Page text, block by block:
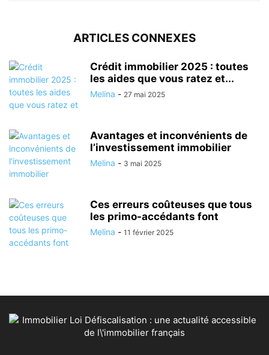
ARTICLES CONNEXES
Crédit immobilier 2025 : toutes
les aides que vous ratez et...
Melina - 27 mai 2025
Avantages et inconvénients de
l’investissement immobilier
Melina - 3 mai 2025
Ces erreurs coûteuses que tous
les primo-accédants font
Melina - 11 février 2025